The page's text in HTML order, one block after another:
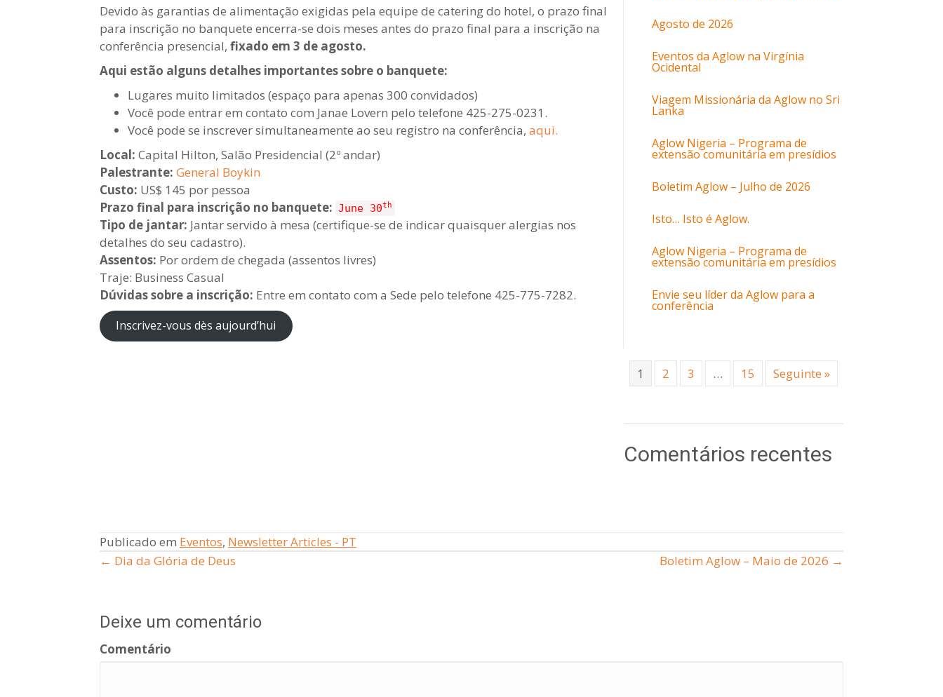
Devido às garantias de alimentação exigidas pela equipe de catering do hotel, o prazo final
para inscrição no banquete encerra-se dois meses antes do prazo final para a inscrição na
conferência presencial, fixado em 3 de agosto.
Aqui estão alguns detalhes importantes sobre o banquete:
Lugares muito limitados (espaço para apenas 300 convidados)
Você pode entrar em contato com Janae Lovern pelo telefone 425-275-0231.
Você pode se inscrever simultaneamente ao seu registro na conferência, aqui.
Local: Capital Hilton, Salão Presidencial (2º andar)
Palestrante: General Boykin
Custo: US$ 145 por pessoa
Prazo final para inscrição no banquete: June 30th
Tipo de jantar: Jantar servido à mesa (certifique-se de indicar quaisquer alergias nos
detalhes do seu cadastro).
Assentos: Por ordem de chegada (assentos livres)
Traje: Business Casual
Dúvidas sobre a inscrição: Entre em contato com a Sede pelo telefone 425-775-7282.
Inscrivez-vous dès aujourd’hui
Agosto de 2026
Eventos da Aglow na Virgínia
Ocidental
Viagem Missionária da Aglow no Sri
Lanka
Aglow Nigeria – Programa de
extensão comunitária em presídios
Boletim Aglow – Julho de 2026
Isto… Isto é Aglow.
Aglow Nigeria – Programa de
extensão comunitária em presídios
Envie seu líder da Aglow para a
conferência
1 2 3 … 15 Seguinte »
Comentários recentes
Publicado em Eventos, Newsletter Articles - PT
Posts
← Dia da Glória de Deus Boletim Aglow – Maio de 2026 →
Deixe um comentário
Comentário